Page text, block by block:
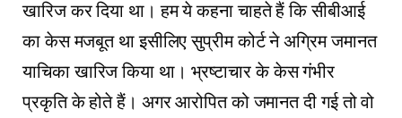
खारिज कर दिया था। हम ये कहना चाहते हैं कि सीबीआई
का केस मजबूत था इसीलिए सुप्रीम कोर्ट ने अग्रिम जमानत
याचिका खारिज किया था। भ्रष्टाचार के केस गंभीर
प्रकृति के होते हैं। अगर आरोपित को जमानत दी गई तो वो